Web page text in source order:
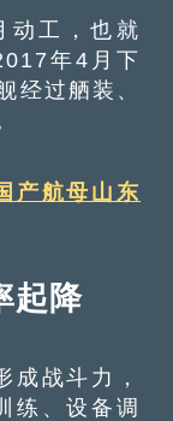
工，也就
年4月下
经过舾装、
产航母山东
起降
战斗力，
练、设备调